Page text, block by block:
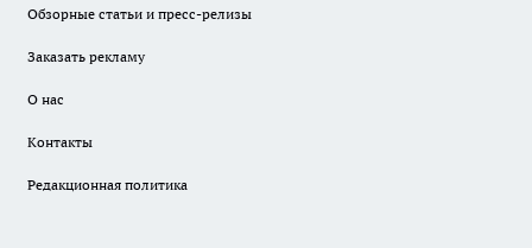
Обзорные статьи и пресс-релизы
Заказать рекламу
О нас
Контакты
Редакционная политика